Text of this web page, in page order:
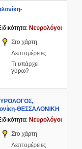
Νευρολόγοι
Στο χάρτη
Λεπτομέρειες
Τι υπάρχει
γύρω?
ΘΕΣΣΑΛΟΝΙΚΗ
Νευρολόγοι
Στο χάρτη
Λεπτομέρειες